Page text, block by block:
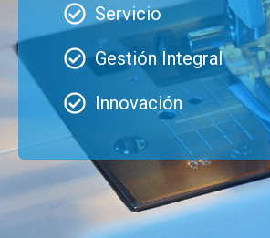
Servicio
Gestión Integral
Innovación